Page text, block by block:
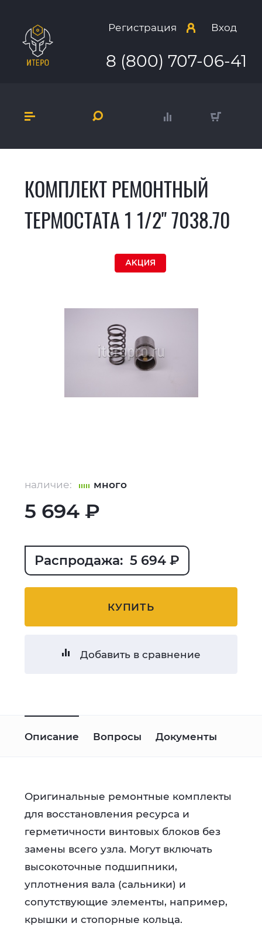
Регистрация Вход
8 (800) 707-06-41
КОМПЛЕКТ РЕМОНТНЫЙ
ТЕРМОСТАТА 1 1/2" 7038.70
АКЦИЯ
наличие: много
5 694 ₽
Распродажа: 5 694 ₽
КУПИТЬ
Добавить в сравнение
Описание Вопросы Документы
Оригинальные ремонтные комплекты
для восстановления ресурса и
герметичности винтовых блоков без
замены всего узла. Могут включать
высокоточные подшипники,
уплотнения вала (сальники) и
сопутствующие элементы, например,
крышки и стопорные кольца.